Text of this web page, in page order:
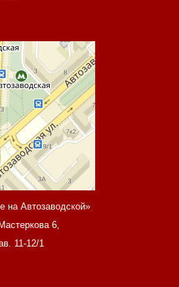
на Автозаводской»
6,
11-12/1